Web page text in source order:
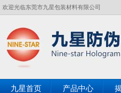
欢迎光临东莞市九星包装材料有限公司
九星首页 产品中心